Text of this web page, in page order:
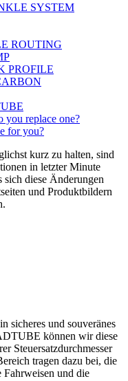
SYSTEM
ROUTING
PROFILE
you replace one?
for you?
kurz zu halten, sind
in letzter Minute
sich diese Änderungen
und Produktbildern
sicheres und souveränes
können wir diese
Steuersatzdurchmesser
tragen dazu bei, die
Fahrweisen und die